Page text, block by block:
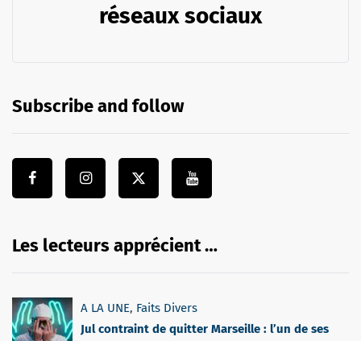
réseaux sociaux
Subscribe and follow
Les lecteurs apprécient …
A LA UNE, Faits Divers
Jul contraint de quitter Marseille : l’un de ses